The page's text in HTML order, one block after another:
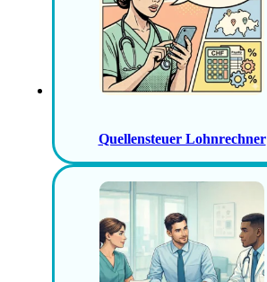
Quellensteuer Lohnrechner